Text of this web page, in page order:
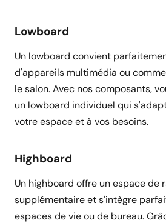
Lowboard
Un lowboard convient
d'appareils multimédia ou
le salon. Avec nos composants,
un lowboard individuel qui
votre espace et à vos besoins.
Highboard
Un highboard offre un espace de
supplémentaire et s'intègre
espaces de vie ou de bureau.